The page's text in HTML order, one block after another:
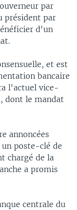
par
président par
d'un
et est
bancaire
l'actuel vice-
dont le mandat
annoncées
poste-clé de
chargé de la
a promis
centrale du